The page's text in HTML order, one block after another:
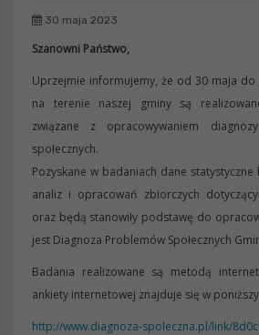
30 maja 2023
Szanowni Państwo,
Uprzejmie informujemy, że od 30 maja do
na terenie naszej gminy są
związane z opracowywaniem
społecznych.
Pozyskane w badaniach dane
analiz i opracowań zbiorczych
oraz będą stanowiły podstawę do
jest Diagnoza Problemów Społecznych
Badania realizowane są metodą
ankiety internetowej znajduje się w
http://www.diagnoza-spoleczna.pl/link/